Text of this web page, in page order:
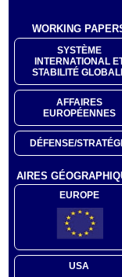
WORKING
SYSTÈME
INTERNATIONAL
STABILITÉ
AFFAIRES
EUROPÉENNES
DÉFENSE/
AIRES
EUROPE
USA